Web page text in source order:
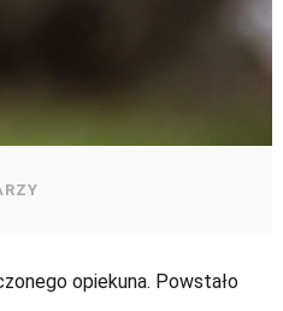
opiekuna. Powstało